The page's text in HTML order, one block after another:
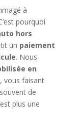
à
pourquoi
hors
un paiement
. Nous
en
vous faisant
de
plus une